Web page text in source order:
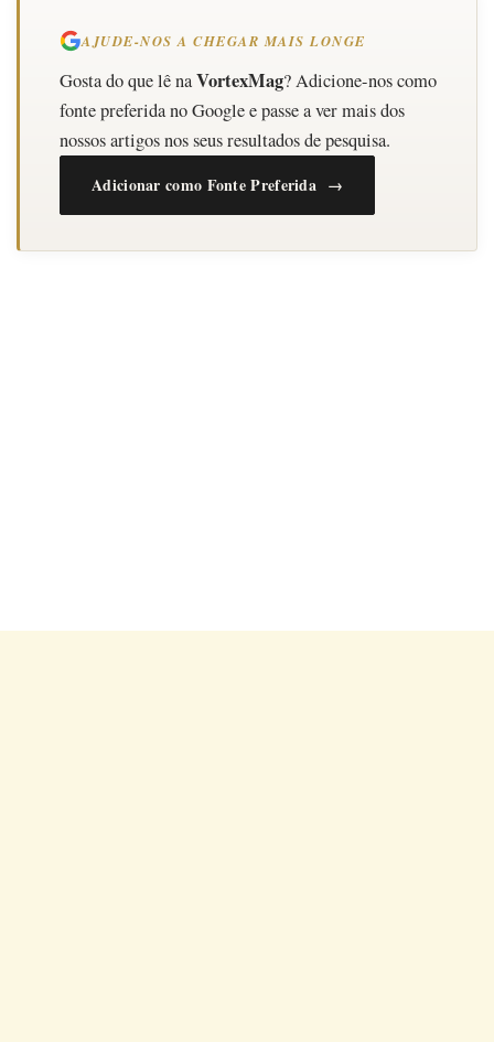
AJUDE-NOS A CHEGAR MAIS LONGE
Gosta do que lê naVortexMag? Adicione-nos como
fonte preferida no Google e passe a ver mais dos
nossos artigos nos seus resultados de pesquisa.
Adicionar como Fonte Preferida →